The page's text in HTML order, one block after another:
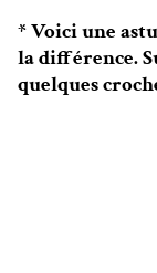
* Voici une
la différence.
quelques